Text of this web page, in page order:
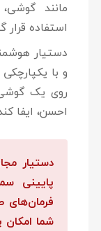
مانند
استفاده قرار
احسن، ایفا
پایینی
فرمان‌های
شما